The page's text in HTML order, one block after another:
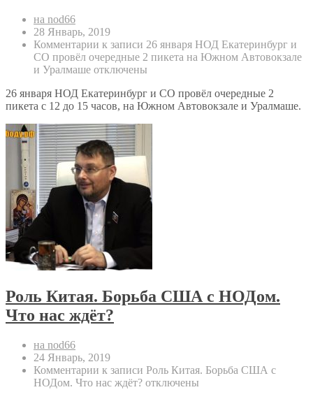
на nod66
28 Январь, 2019
Комментарии к записи 26 января НОД Екатеринбург и
СО провёл очередные 2 пикета на Южном Автовокзале
и Уралмаше отключены
26 января НОД Екатеринбург и СО провёл очередные 2
пикета с 12 до 15 часов, на Южном Автовокзале и Уралмаше.
Роль Китая. Борьба США с НОДом.
Что нас ждёт?
на nod66
24 Январь, 2019
Комментарии к записи Роль Китая. Борьба США с
НОДом. Что нас ждёт? отключены